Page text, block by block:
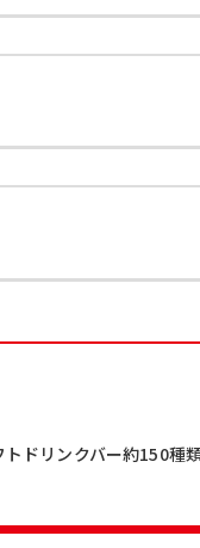
ドリンクバー約150種